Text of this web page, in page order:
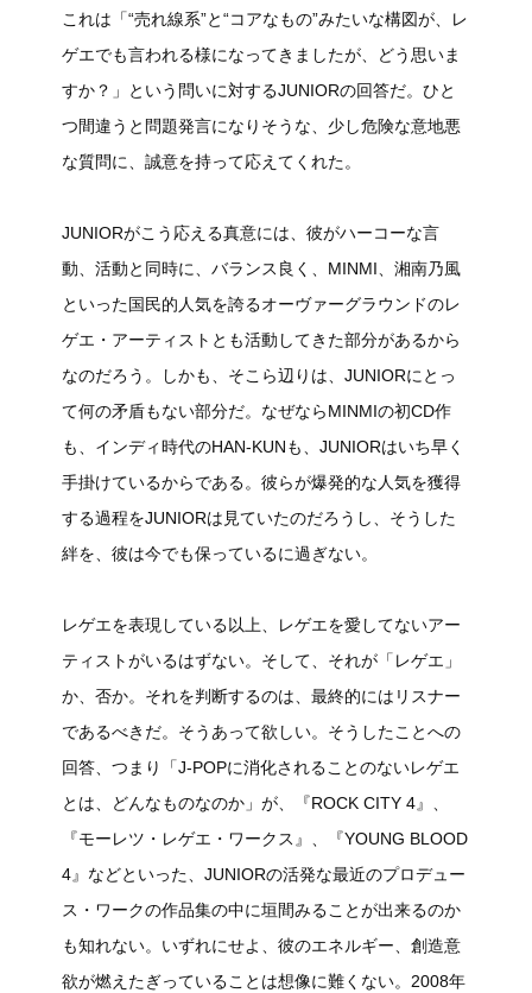
これは「“売れ線系”と“コアなもの”みたいな構図が、レ
ゲエでも言われる様になってきましたが、どう思いま
すか？」という問いに対するJUNIORの回答だ。ひと
つ間違うと問題発言になりそうな、少し危険な意地悪
な質問に、誠意を持って応えてくれた。
JUNIORがこう応える真意には、彼がハーコーな言
動、活動と同時に、バランス良く、MINMI、湘南乃風
といった国民的人気を誇るオーヴァーグラウンドのレ
ゲエ・アーティストとも活動してきた部分があるから
なのだろう。しかも、そこら辺りは、JUNIORにとっ
て何の矛盾もない部分だ。なぜならMINMIの初CD作
も、インディ時代のHAN-KUNも、JUNIORはいち早く
手掛けているからである。彼らが爆発的な人気を獲得
する過程をJUNIORは見ていたのだろうし、そうした
絆を、彼は今でも保っているに過ぎない。
レゲエを表現している以上、レゲエを愛してないアー
ティストがいるはずない。そして、それが「レゲエ」
か、否か。それを判断するのは、最終的にはリスナー
であるべきだ。そうあって欲しい。そうしたことへの
回答、つまり「J-POPに消化されることのないレゲエ
とは、どんなものなのか」が、『ROCK CITY 4』、
『モーレツ・レゲエ・ワークス』、『YOUNG BLOOD
4』などといった、JUNIORの活発な最近のプロデュー
ス・ワークの作品集の中に垣間みることが出来るのか
も知れない。いずれにせよ、彼のエネルギー、創造意
欲が燃えたぎっていることは想像に難くない。2008年